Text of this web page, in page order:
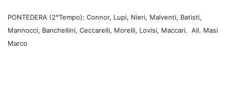
PONTEDERA (2°Tempo): Connor, Lupi, Nieri, Malventi, Batisti,
Mannocci, Banchellini, Ceccarelli, Morelli, Lovisi, Maccari. All. Masi
Marco